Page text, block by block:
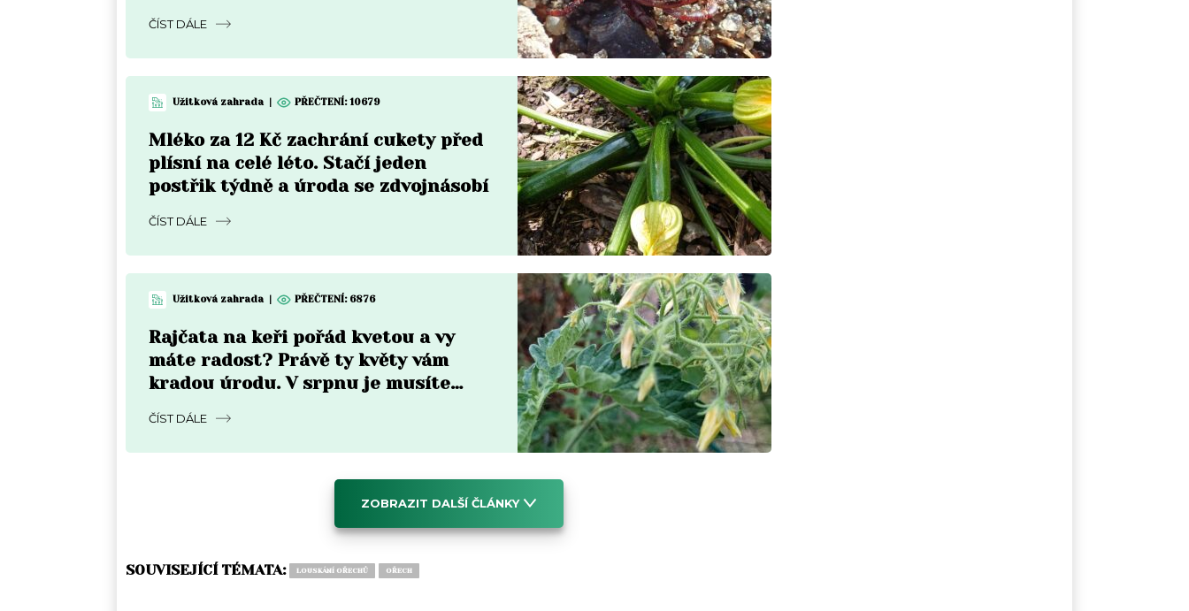
ČÍST DÁLE
Užitková zahrada PŘEČTENÍ:10679
Mléko za 12 Kč zachrání cukety před
plísní na celé léto. Stačí jeden
postřik týdně a úroda se zdvojnásobí
ČÍST DÁLE
Užitková zahrada PŘEČTENÍ: 6876
Rajčata na keři pořád kvetou a vy
máte radost? Právě ty květy vám
kradou úrodu. V srpnu je musíte
ČÍST DÁLE
ZOBRAZIT DALŠÍ ČLÁNKY
SOUVISEJÍCÍ TÉMATA: LOUSKÁNÍ OŘECHŮ OŘECH